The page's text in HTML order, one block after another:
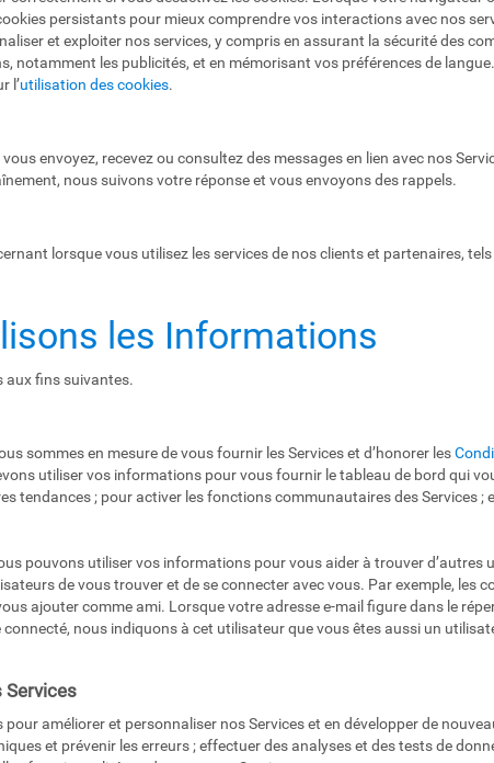
persistants pour mieux comprendre vos interactions avec nos
et exploiter nos services, y compris en assurant la sécurité des
notamment les publicités, et en mémorisant vos préférences de
l’utilisation des cookies.
envoyez, recevez ou consultez des messages en lien avec nos
nous suivons votre réponse et vous envoyons des rappels.
lorsque vous utilisez les services de nos clients et partenaires,
les Informations
aux fins suivantes.
sommes en mesure de vous fournir les Services et d’honorer les
utiliser vos informations pour vous fournir le tableau de bord qui
tendances ; pour activer les fonctions communautaires des Services ;
pouvons utiliser vos informations pour vous aider à trouver d’autres
de vous trouver et de se connecter avec vous. Par exemple, les
ajouter comme ami. Lorsque votre adresse e-mail figure dans le
nous indiquons à cet utilisateur que vous êtes aussi un
Services
améliorer et personnaliser nos Services et en développer de
et prévenir les erreurs ; effectuer des analyses et des tests de